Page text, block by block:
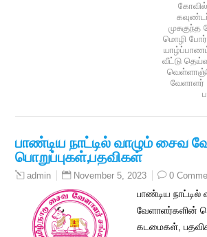
கோவில்
மொழி போர்
வீட்டு
வேளாளர்
பாண்டிய நாட்டில் வாழும் சைவ
பொறுப்புகள்,பதவிகள்
admin November 5, 2023 0
பாண்டிய
வேளாளர்களின்
கடமைகள்,